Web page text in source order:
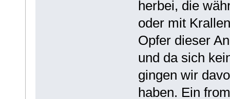
herbei, die
oder mit
Opfer dieser
und da sich
gingen wir
haben. Ein